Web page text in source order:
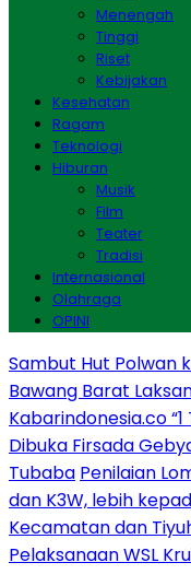
Menengah
Tinggi
Riset
Kebijakan
Kesehatan
Ragam
Teknologi
Hiburan
Musik
Film
Teater
Tradisi
Internasional
Olahraga
OPINI
Sambut Hut Polwan
Bawang Barat
Kabarindonesia.co
Dibuka Firsada
Tubaba Penilaian
dan K3W, lebih
Kecamatan dan
Pelaksanaan WSL